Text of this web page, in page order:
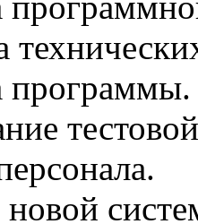
программы.